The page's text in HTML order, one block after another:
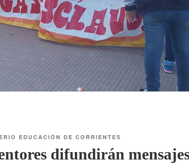
EDUCACIÓN DE CORRIENTES
difundirán